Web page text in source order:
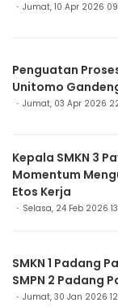
Jumat, 10 Apr 2026
Penguatan
Unitomo
Jumat, 03 Apr 2026
Kepala SMKN 3
Momentum
Etos Kerja
Selasa, 24 Feb 2026
SMKN 1 Padang
SMPN 2 Padang
Jumat, 30 Jan 2026